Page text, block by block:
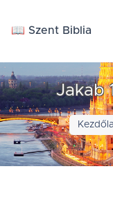
📖 Szent Biblia
Jakab